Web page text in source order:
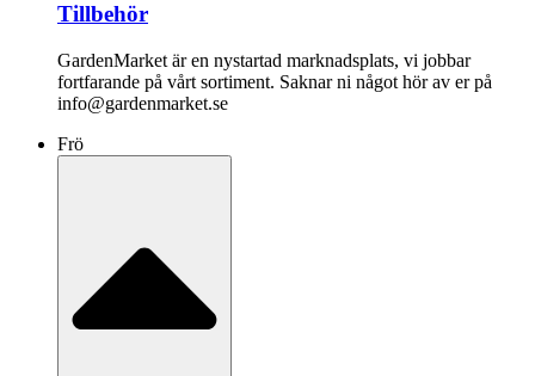
Tillbehör
GardenMarket är en nystartad marknadsplats, vi jobbar
fortfarande på vårt sortiment. Saknar ni något hör av er på
info@gardenmarket.se
Frö